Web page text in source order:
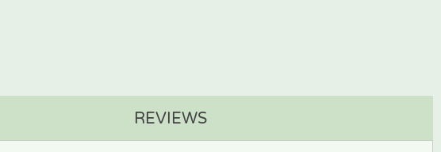
REVIEWS